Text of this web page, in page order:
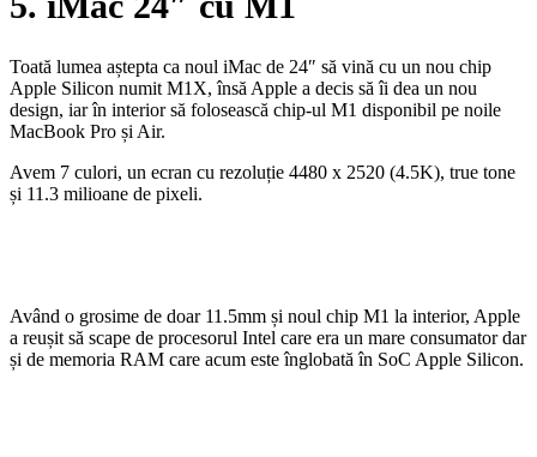
Toată lumea aștepta ca noul iMac de 24″ să vină cu un nou chip
Apple Silicon numit M1X, însă Apple a decis să îi dea un nou
design, iar în interior să folosească chip-ul M1 disponibil pe noile
MacBook Pro și Air.
Avem 7 culori, un ecran cu rezoluție 4480 x 2520 (4.5K), true tone
și 11.3 milioane de pixeli.
Având o grosime de doar 11.5mm și noul chip M1 la interior, Apple
a reușit să scape de procesorul Intel care era un mare consumator dar
și de memoria RAM care acum este înglobată în SoC Apple Silicon.